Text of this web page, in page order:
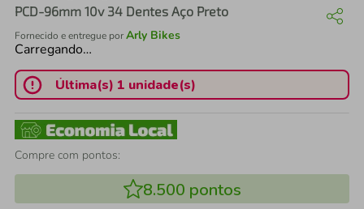
PCD-96mm 10v 34 Dentes Aço Preto
Fornecido e entregue porArly Bikes
Carregando…
Última(s) 1 unidade(s)
Compre com pontos:
8.500 pontos